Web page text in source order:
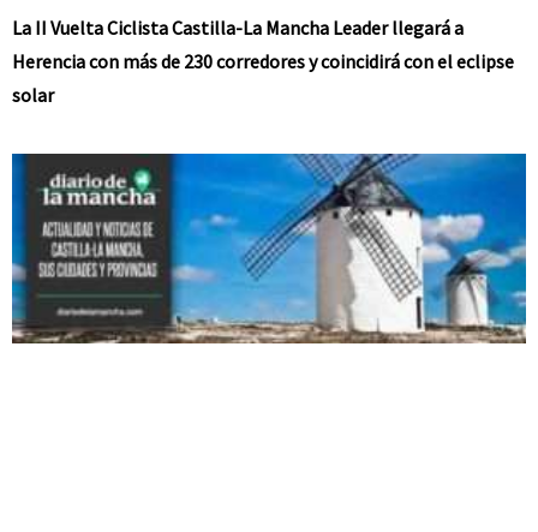
La II Vuelta Ciclista Castilla-La Mancha Leader llegará a
Herencia con más de 230 corredores y coincidirá con el eclipse
solar